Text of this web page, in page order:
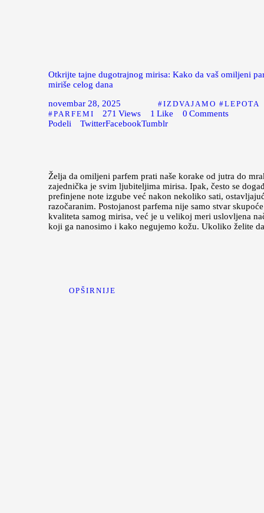
Otkrijte tajne dugotrajnog mirisa: Kako da vaš omiljeni
miriše celog dana
novembar 28, 2025
IZDVAJAMO
LEPOTA
PARFEMI
271 Views 1 Like 0 Comments
Podeli
TwitterFacebookTumblr
Želja da omiljeni parfem prati naše korake od jutra do
zajednička je svim ljubiteljima mirisa. Ipak, često se
prefinjene note izgube već nakon nekoliko sati,
razočaranim. Postojanost parfema nije samo stvar
kvaliteta samog mirisa, već je u velikoj meri uslovljena
koji ga nanosimo i kako negujemo kožu. Ukoliko želite
OPŠIRNIJE